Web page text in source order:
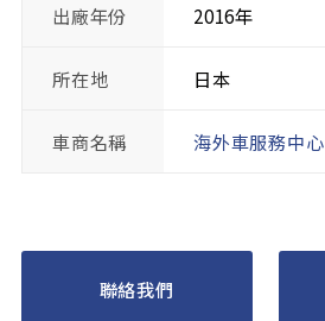
出廠年份 2016年
所在地 日本
車商名稱 海外車服務中心
聯絡我們